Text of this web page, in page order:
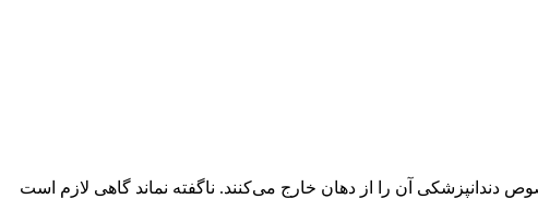
آن را از دهان خارج می‌کنند. ناگفته نماند گاهی لازم است